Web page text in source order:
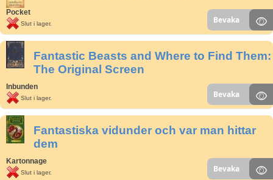
Pocket
Slut i lager. Bevaka
Fantastic Beasts and Where to Find Them:
The Original Screen
Inbunden
Slut i lager. Bevaka
Fantastiska vidunder och var man hittar
dem
Kartonnage
Slut i lager. Bevaka